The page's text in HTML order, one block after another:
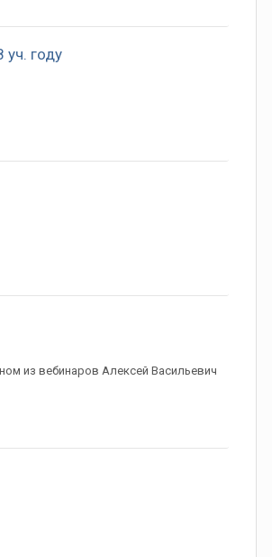
году
из вебинаров Алексей Васильевич